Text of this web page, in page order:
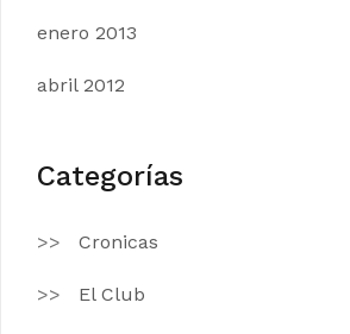
enero 2013
abril 2012
Categorías
Cronicas
El Club